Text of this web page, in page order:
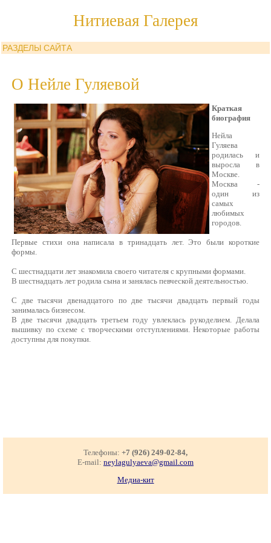
Нитиевая Галерея
РАЗДЕЛЫ САЙТА
О Нейле Гуляевой
Краткая
биография
Нейла
Гуляева
родилась и
выросла в
Москве.
Москва -
один из
самых
любимых
городов.
Первые стихи она написала в тринадцать лет. Это были короткие
формы.
С шестнадцати лет знакомила своего читателя с крупными формами.
В шестнадцать лет родила сына и занялась певческой деятельностью.
С две тысячи двенадцатого по две тысячи двадцать первый годы
занималась бизнесом.
В две тысячи двадцать третьем году увлеклась рукоделием. Делала
вышивку по схеме с творческими отступлениями. Некоторые работы
доступны для покупки.
Телефоны: +7 (926) 249-02-84,
E-mail: neylagulyaeva@gmail.com
Медиа-кит